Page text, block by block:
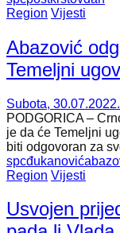
Region Vijesti
Abazović
Temeljni
Subota, 30.07.2022.
PODGORICA –
je da će Temeljni
biti odgovoran za
spcđukanović
Region Vijesti
Usvojen